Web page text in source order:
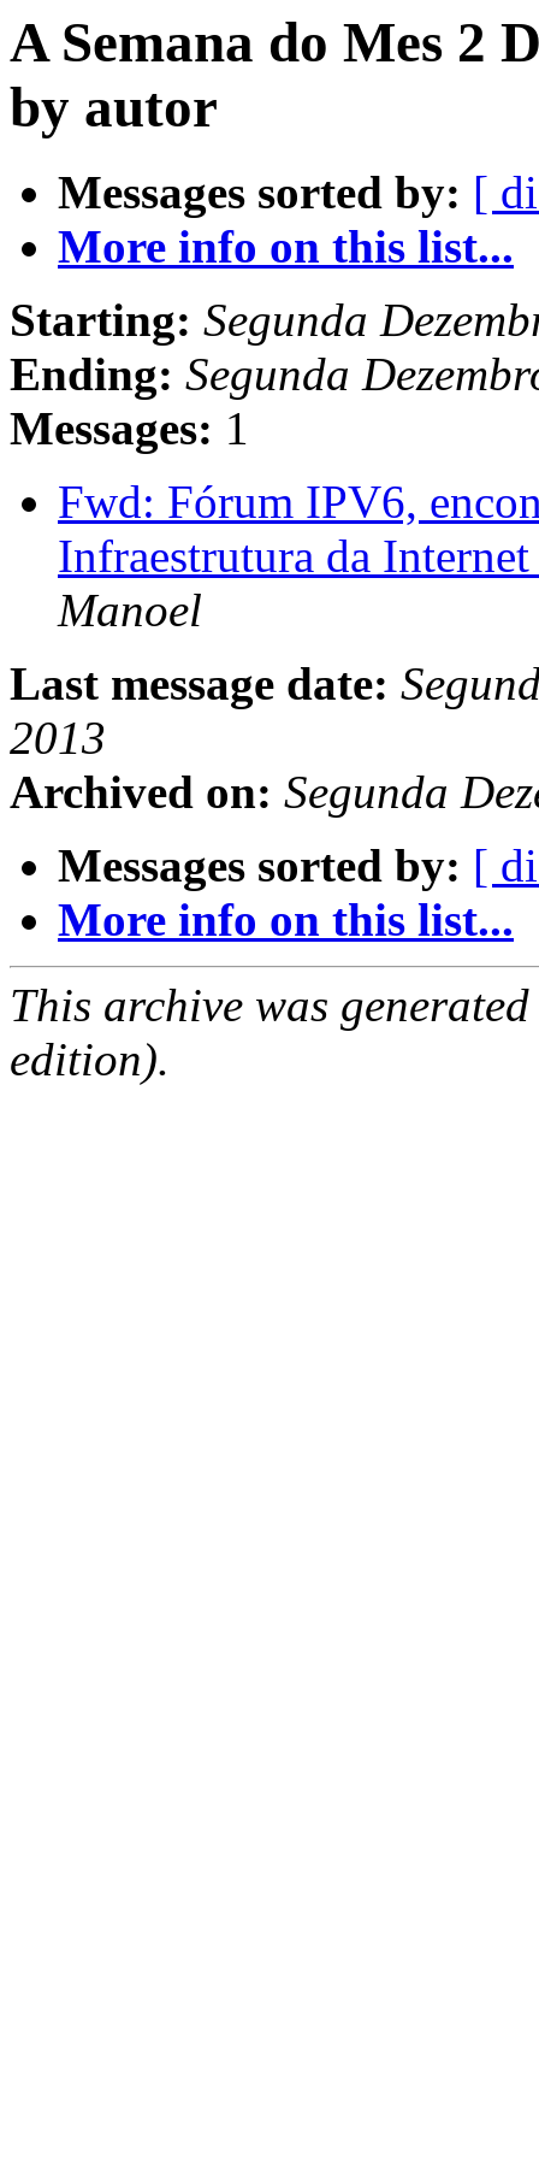
A Semana do Mes 2
by autor
Messages sorted by: [
More info on this list...
Starting: Segunda
Ending: Segunda
Messages: 1
Fwd: Fórum IPV6,
Infraestrutura da
Manoel
Last message date:
2013
Archived on: Segunda
Messages sorted by: [
More info on this list...
This archive was
edition).